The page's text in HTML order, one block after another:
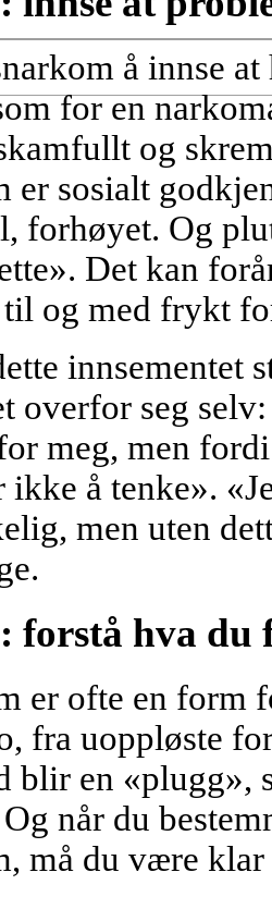
å innse
for en
og
er sosialt
forhøyet. Og
Det kan
og med frykt
innsementet
overfor seg
meg, men
å tenke».
men uten
forstå hva du
er ofte en form
fra uoppløste
blir en «plugg»,
når du
må du være